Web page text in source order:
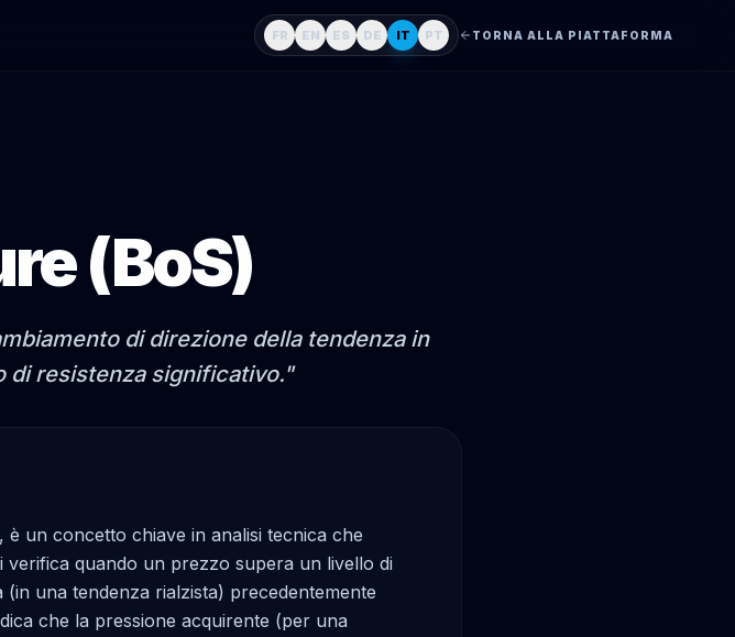
FR EN ES DE IT PT TORNA ALLA PIATTAFORMA
(BoS)
di direzione della tendenza in
di resistenza significativo."
un concetto chiave in analisi tecnica che
verifica quando un prezzo supera un livello di
una tendenza rialzista) precedentemente
che la pressione acquirente (per una